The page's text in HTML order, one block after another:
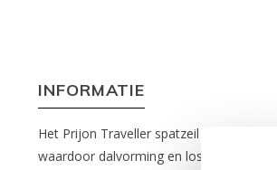
INFORMATIE
Het Prijon Traveller spatzeil is
waardoor dalvorming en los-schieten